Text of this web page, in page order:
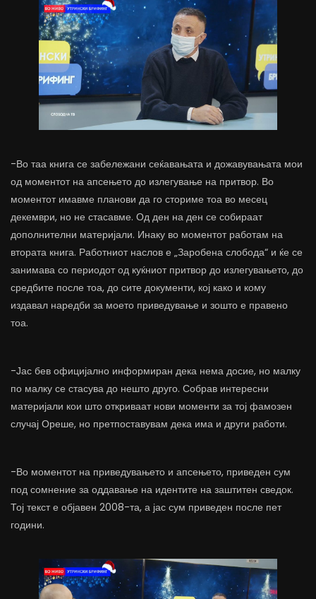
-Во таа книга се забележани сеќавањата и дожавувањата мои
од моментот на апсењето до излегување на притвор. Во
моментот имавме планови да го сториме тоа во месец
декември, но не стасавме. Од ден на ден се собираат
дополнителни материјали. Инаку во моментот работам на
втората книга. Работниот наслов е „Заробена слобода“ и ќе се
занимава со периодот од куќниот притвор до излегувањето, до
средбите после тоа, до сите документи, кој како и кому
издавал наредби за моето приведување и зошто е правено
тоа.
-Јас бев официјално информиран дека нема досие, но малку
по малку се стасува до нешто друго. Собрав интересни
материјали кои што откриваат нови моменти за тој фамозен
случај Ореше, но претпоставувам дека има и други работи.
-Во моментот на приведувањето и апсењето, приведен сум
под сомнение за оддавање на идентите на заштитен сведок.
Тој текст е објавен 2008-та, а јас сум приведен после пет
години.